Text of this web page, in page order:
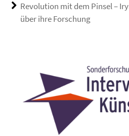
Revolution mit dem Pinsel –
über ihre Forschung